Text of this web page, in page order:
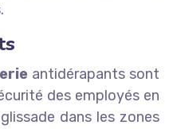
antidérapants sont
des employés en
dans les zones